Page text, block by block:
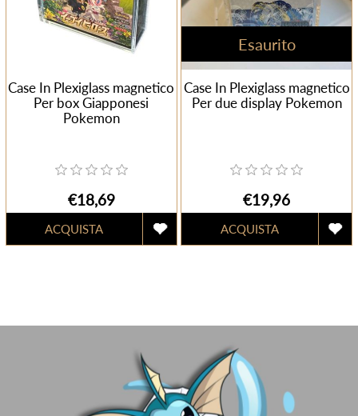
Case In Plexiglass magnetico
Per box Giapponesi
Pokemon
€18,69
Esaurito
Case In Plexiglass magnetico
Per due display Pokemon
€19,96